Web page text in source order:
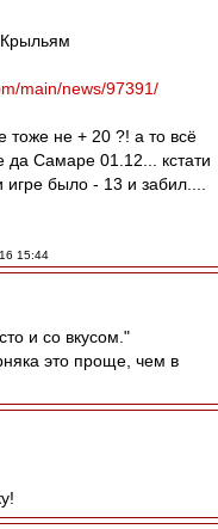
Крыльям
main/news/97391/
тоже не + 20 ?! а то всё
да Самаре 01.12... кстати
было - 13 и забил....
15:44
и со вкусом."
это проще, чем в